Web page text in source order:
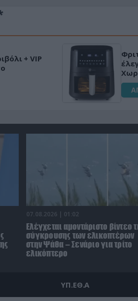
+ VIP
07.08.2026 | 01:02
Ελέγχεται αμοντάριστο βίντεο
σύγκρουσης των ελικοπτέρων
στην Ψάθα – Σενάριο για τρίτο
ελικόπτερο
ΥΠ.ΕΘ.Α